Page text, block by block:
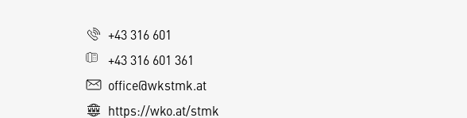
+43 316 601
+43 316 601 361
office@wkstmk.at
https://wko.at/stmk